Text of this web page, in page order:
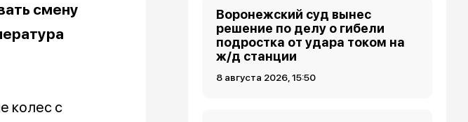
смену
колес с
Воронежский суд вынес
решение по делу о гибели
подростка от удара током на
ж/д станции
8 августа 2026, 15:50